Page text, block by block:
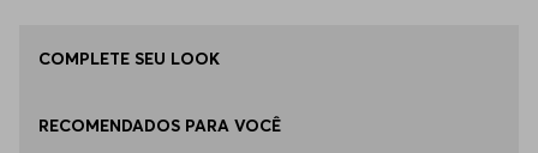
COMPLETE SEU LOOK
RECOMENDADOS PARA VOCÊ